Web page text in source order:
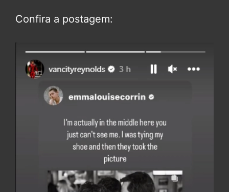
Confira a postagem: